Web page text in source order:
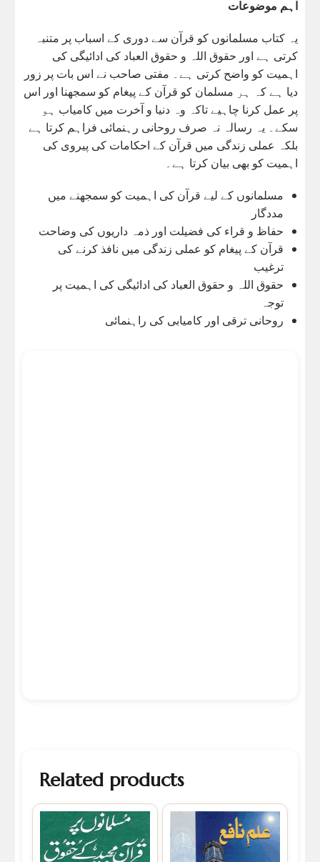
اہم موضوعات
یہ کتاب مسلمانوں کو قرآن سے دوری کے اسباب پر متنبہ
کرتی ہے اور حقوق اللہ و حقوق العباد کی ادائیگی کی
اہمیت کو واضح کرتی ہے۔ مفتی صاحب نے اس بات پر زور
دیا ہے کہ ہر مسلمان کو قرآن کے پیغام کو سمجھنا اور اس
پر عمل کرنا چاہیے تاکہ وہ دنیا و آخرت میں کامیاب ہو
سکے۔ یہ رسالہ نہ صرف روحانی رہنمائی فراہم کرتا ہے
بلکہ عملی زندگی میں قرآن کے احکامات کی پیروی کی
اہمیت کو بھی بیان کرتا ہے۔
مسلمانوں کے لیے قرآن کی اہمیت کو سمجھنے میں
مددگار
حفاظ و قراء کی فضیلت اور ذمہ داریوں کی وضاحت
قرآن کے پیغام کو عملی زندگی میں نافذ کرنے کی
ترغیب
حقوق اللہ و حقوق العباد کی ادائیگی کی اہمیت پر
توجہ
روحانی ترقی اور کامیابی کی راہنمائی
Related products